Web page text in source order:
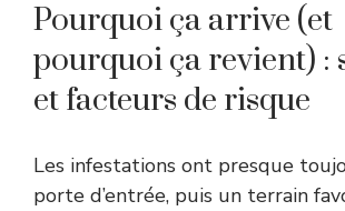
Pourquoi ça arrive (et
pourquoi ça revient) :
et facteurs de risque
Les infestations ont presque
porte d’entrée, puis un terrain